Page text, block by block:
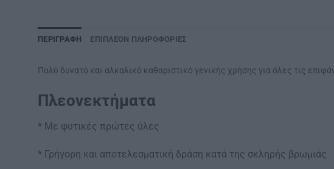
ΠΕΡΙΓΡΑΦΉ ΕΠΙΠΛΈΟΝ ΠΛΗΡΟΦΟΡΊΕΣ
Πολύ δυνατό και αλκαλικό καθαριστικό γενικής χρήσης για όλες τις
Πλεονεκτήματα
* Με φυτικές πρώτες ύλες
* Γρήγορη και αποτελεσματική δράση κατά της σκληρής βρωμιάς